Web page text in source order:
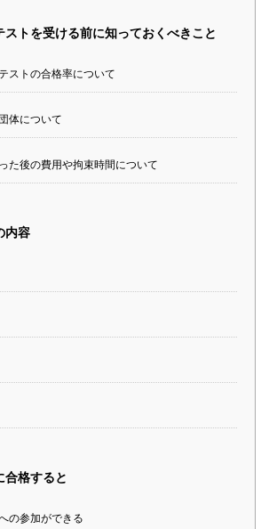
ストを受ける前に知っておくべきこと
ストの合格率について
体について
た後の費用や拘束時間について
内容
合格すると
の参加ができる